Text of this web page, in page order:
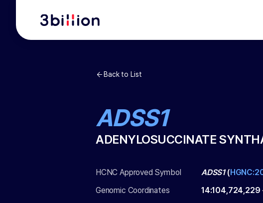
Back to List
ADSS1
ADENYLOSUCCINATE
HCNC Approved Symbol ADSS1(
Genomic Coordinates
14:104,724,229